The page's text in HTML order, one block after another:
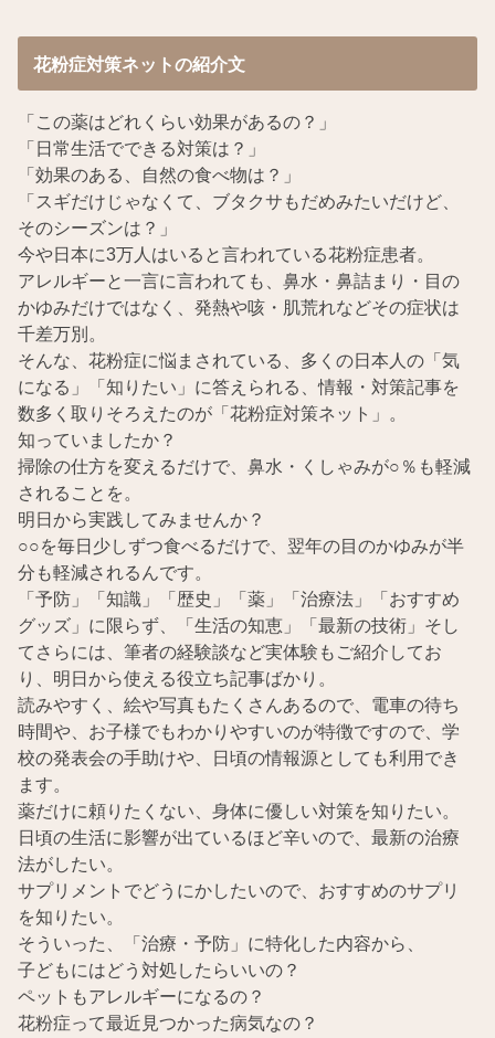
花粉症対策ネットの紹介文
「この薬はどれくらい効果があるの？」
「日常生活でできる対策は？」
「効果のある、自然の食べ物は？」
「スギだけじゃなくて、ブタクサもだめみたいだけど、
そのシーズンは？」
今や日本に3万人はいると言われている花粉症患者。
アレルギーと一言に言われても、鼻水・鼻詰まり・目の
かゆみだけではなく、発熱や咳・肌荒れなどその症状は
千差万別。
そんな、花粉症に悩まされている、多くの日本人の「気
になる」「知りたい」に答えられる、情報・対策記事を
数多く取りそろえたのが「花粉症対策ネット」。
知っていましたか？
掃除の仕方を変えるだけで、鼻水・くしゃみが○％も軽減
されることを。
明日から実践してみませんか？
○○を毎日少しずつ食べるだけで、翌年の目のかゆみが半
分も軽減されるんです。
「予防」「知識」「歴史」「薬」「治療法」「おすすめ
グッズ」に限らず、「生活の知恵」「最新の技術」そし
てさらには、筆者の経験談など実体験もご紹介してお
り、明日から使える役立ち記事ばかり。
読みやすく、絵や写真もたくさんあるので、電車の待ち
時間や、お子様でもわかりやすいのが特徴ですので、学
校の発表会の手助けや、日頃の情報源としても利用でき
ます。
薬だけに頼りたくない、身体に優しい対策を知りたい。
日頃の生活に影響が出ているほど辛いので、最新の治療
法がしたい。
サプリメントでどうにかしたいので、おすすめのサプリ
を知りたい。
そういった、「治療・予防」に特化した内容から、
子どもにはどう対処したらいいの？
ペットもアレルギーになるの？
花粉症って最近見つかった病気なの？